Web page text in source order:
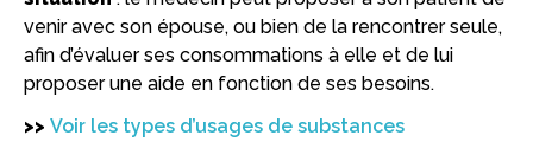
venir avec son épouse, ou bien de la rencontrer seule,
afin d’évaluer ses consommations à elle et de lui
proposer une aide en fonction de ses besoins.
>> Voir les types d’usages de substances